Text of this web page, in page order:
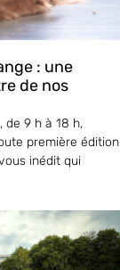
: une
de nos
de 9 h à 18 h,
première édition
inédit qui